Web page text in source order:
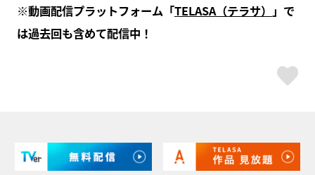
※動画配信プラットフォーム「TELASA（テラサ） 」で
は過去回も含めて配信中！